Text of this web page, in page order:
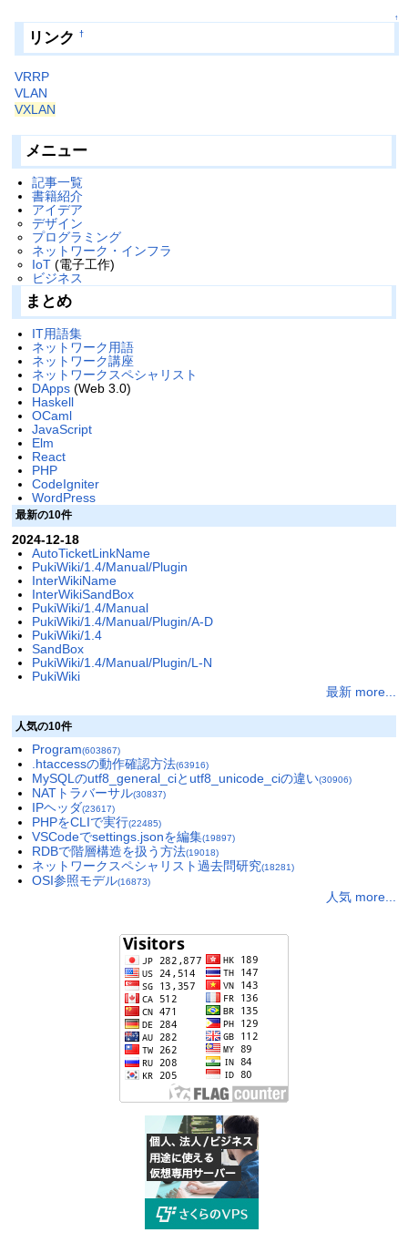
↑
リンク †
VRRP
VLAN
VXLAN
メニュー
記事一覧
書籍紹介
アイデア
デザイン
プログラミング
ネットワーク・インフラ
IoT(電子工作)
ビジネス
まとめ
IT用語集
ネットワーク用語
ネットワーク講座
ネットワークスペシャリスト
DApps(Web 3.0)
Haskell
OCaml
JavaScript
Elm
React
PHP
CodeIgniter
WordPress
最新の10件
2024-12-18
AutoTicketLinkName
PukiWiki/1.4/Manual/Plugin
InterWikiName
InterWikiSandBox
PukiWiki/1.4/Manual
PukiWiki/1.4/Manual/Plugin/A-D
PukiWiki/1.4
SandBox
PukiWiki/1.4/Manual/Plugin/L-N
PukiWiki
最新 more...
人気の10件
Program(603867)
.htaccessの動作確認方法(63916)
MySQLのutf8_general_ciとutf8_unicode_ciの違い(30906)
NATトラバーサル(30837)
IPヘッダ(23617)
PHPをCLIで実行(22485)
VSCodeでsettings.jsonを編集(19897)
RDBで階層構造を扱う方法(19018)
ネットワークスペシャリスト過去問研究(18281)
OSI参照モデル(16873)
人気 more...